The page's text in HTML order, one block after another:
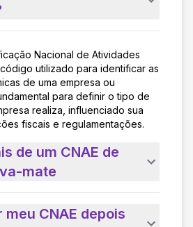
Nacional de Atividades
utilizado para identificar as
de uma empresa ou
para definir o tipo de
realiza, influenciado sua
fiscais e regulamentações.
de um CNAE de
mate
CNAE depois